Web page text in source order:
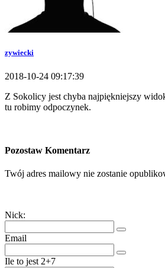
zywiecki
2018-10-24 09:17:39
Z Sokolicy jest chyba najpiękniejszy
tu robimy odpoczynek.
Pozostaw Komentarz
Twój adres mailowy nie zostanie
Nick:
Email
Ile to jest 2+7